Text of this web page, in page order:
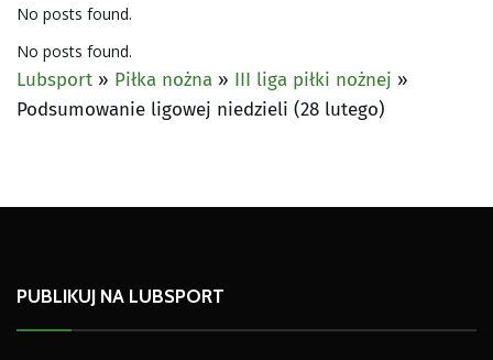
No posts found.
No posts found.
Lubsport » Piłka nożna » III liga piłki nożnej »
Podsumowanie ligowej niedzieli (28 lutego)
PUBLIKUJ NA LUBSPORT